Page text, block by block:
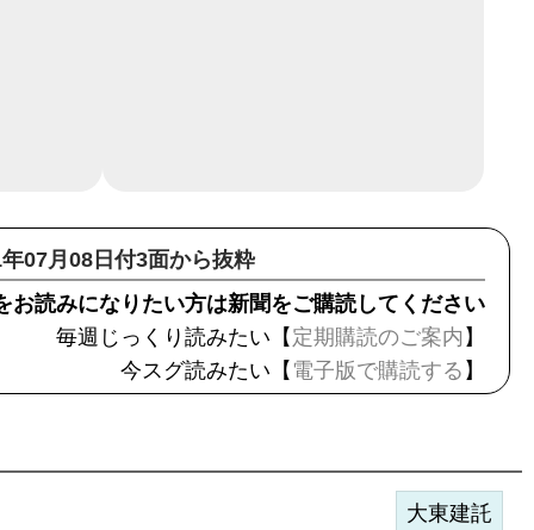
07月08日付3面から抜粋
お読みになりたい方は新聞をご購読してください
毎週じっくり読みたい【 定期購読のご案内 】
今スグ読みたい【 電子版で購読する 】
大東建託